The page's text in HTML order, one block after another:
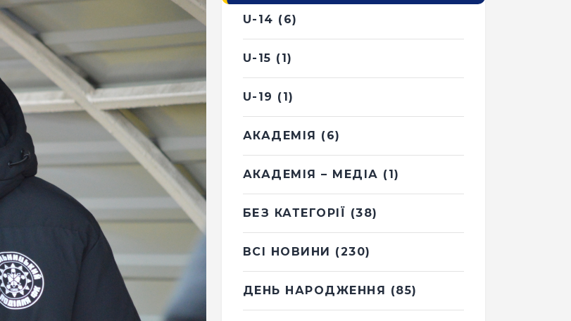
U-14 (6)
U-15 (1)
U-19 (1)
АКАДЕМІЯ (6)
АКАДЕМІЯ – МЕДІА (1)
БЕЗ КАТЕГОРІЇ (38)
ВСІ НОВИНИ (230)
ДЕНЬ НАРОДЖЕННЯ (85)